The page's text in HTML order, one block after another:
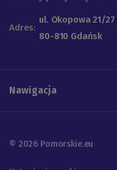
Adres:
ul. Okopowa 21/27
80-810 Gdańsk
Nawigacja
© 2026 Pomorskie.eu